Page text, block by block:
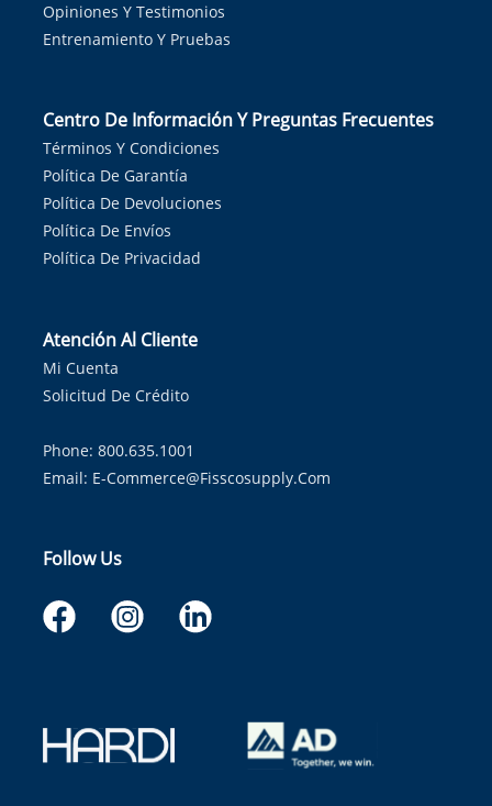
Opiniones Y Testimonios
Entrenamiento Y Pruebas
Centro De Información Y Preguntas Frecuentes
Términos Y Condiciones
Política De Garantía
Política De Devoluciones
Política De Envíos
Política De Privacidad
Atención Al Cliente
Mi Cuenta
Solicitud De Crédito
Phone: 800.635.1001
Email: E-Commerce@fisscosupply.com
Follow Us